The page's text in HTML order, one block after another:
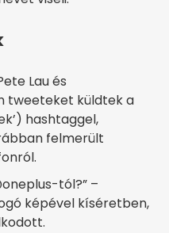
Lau és
tweeteket küldtek a
hashtaggel,
felmerült
tól?” –
képével kíséretben,